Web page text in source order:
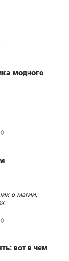
модного
0
о магии,
0
вот в чем